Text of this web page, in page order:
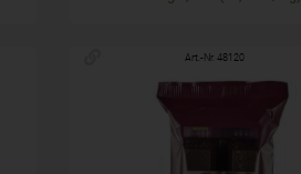
Art.-Nr. 48120